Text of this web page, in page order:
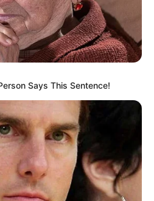
Says This Sentence!